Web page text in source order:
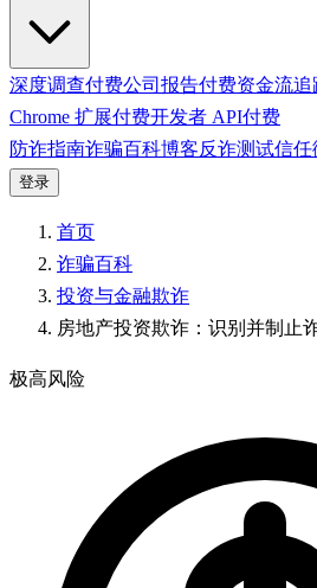
深度调查付费公司报告付费资金流追
Chrome 扩展付费开发者 API付费
防诈指南诈骗百科博客反诈测试信任
登录
首页
诈骗百科
投资与金融欺诈
房地产投资欺诈：识别并制止
极高风险